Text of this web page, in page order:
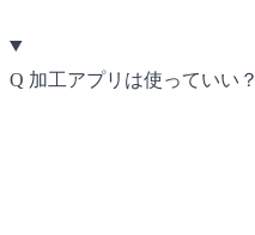
Q 加工アプリは使っていい？